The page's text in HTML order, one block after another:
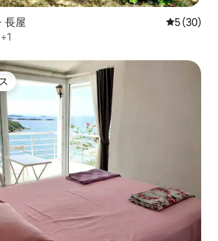
長屋 レビュー
5 (30)
ョイスです。